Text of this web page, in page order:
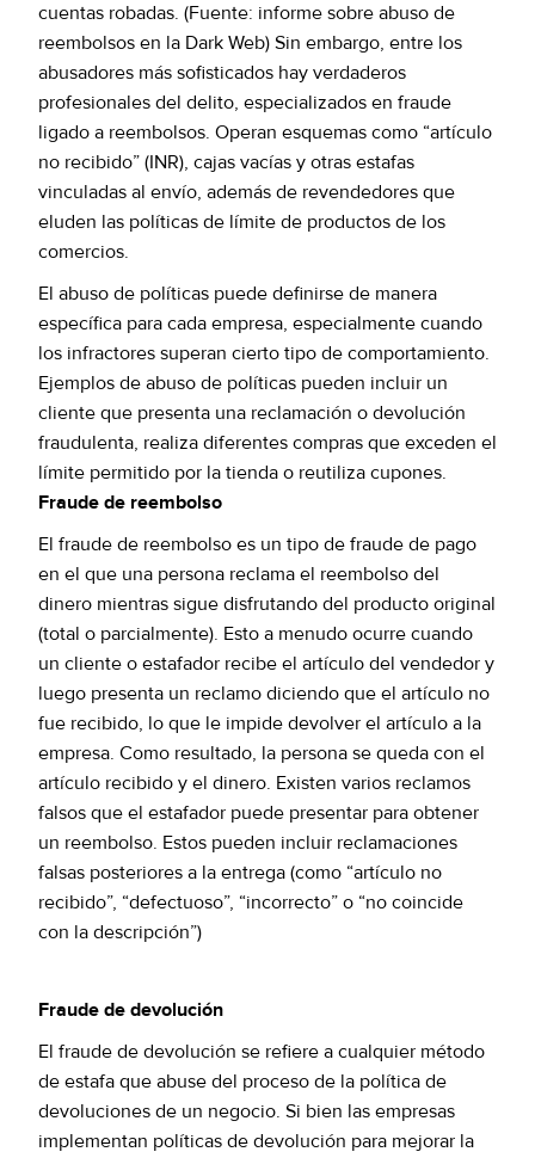
cuentas robadas. (Fuente: informe sobre abuso de
reembolsos en la Dark Web) Sin embargo, entre los
abusadores más sofisticados hay verdaderos
profesionales del delito, especializados en fraude
ligado a reembolsos. Operan esquemas como “artículo
no recibido” (INR), cajas vacías y otras estafas
vinculadas al envío, además de revendedores que
eluden las políticas de límite de productos de los
comercios.
El abuso de políticas puede definirse de manera
específica para cada empresa, especialmente cuando
los infractores superan cierto tipo de comportamiento.
Ejemplos de abuso de políticas pueden incluir un
cliente que presenta una reclamación o devolución
fraudulenta, realiza diferentes compras que exceden el
límite permitido por la tienda o reutiliza cupones.
Fraude de reembolso
El fraude de reembolso es un tipo de fraude de pago
en el que una persona reclama el reembolso del
dinero mientras sigue disfrutando del producto original
(total o parcialmente). Esto a menudo ocurre cuando
un cliente o estafador recibe el artículo del vendedor y
luego presenta un reclamo diciendo que el artículo no
fue recibido, lo que le impide devolver el artículo a la
empresa. Como resultado, la persona se queda con el
artículo recibido y el dinero. Existen varios reclamos
falsos que el estafador puede presentar para obtener
un reembolso. Estos pueden incluir reclamaciones
falsas posteriores a la entrega (como “artículo no
recibido”, “defectuoso”, “incorrecto” o “no coincide
con la descripción”)
Fraude de devolución
El fraude de devolución se refiere a cualquier método
de estafa que abuse del proceso de la política de
devoluciones de un negocio. Si bien las empresas
implementan políticas de devolución para mejorar la